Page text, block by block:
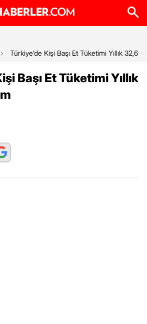
Türkiye'de Kişi Başı Et Tüketimi Yıllık 32,6
Başı Et Tüketimi Yıllık